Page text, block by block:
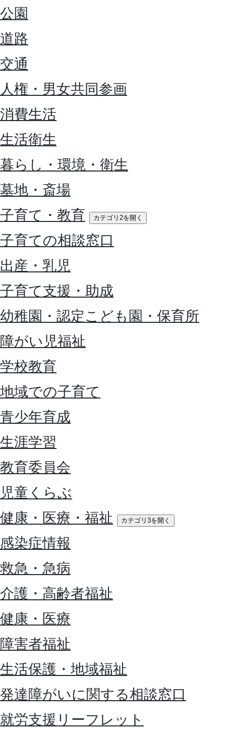
公園
道路
交通
人権・男女共同参画
消費生活
生活衛生
暮らし・環境・衛生
墓地・斎場
子育て・教育
カテゴリ2を開く
子育ての相談窓口
出産・乳児
子育て支援・助成
幼稚園・認定こども園・保育所
障がい児福祉
学校教育
地域での子育て
青少年育成
生涯学習
教育委員会
児童くらぶ
健康・医療・福祉
カテゴリ3を開く
感染症情報
救急・急病
介護・高齢者福祉
健康・医療
障害者福祉
生活保護・地域福祉
発達障がいに関する相談窓口
就労支援リーフレット